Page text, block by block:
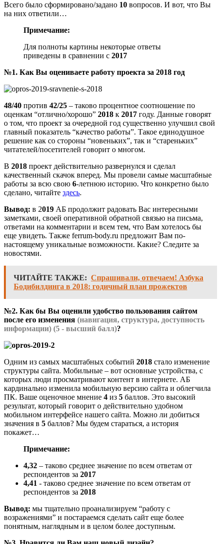
Всего было сформировано/задано 10 вопросов. И вот, что Вы
на них ответили…
Примечание:
Для полноты картины некоторые ответы
приведены в сравнении с 2017
№1. Как Вы оцениваете работу проекта за 2018 год
48/40 против 42/25 – таково процентное соотношение по
оценкам “отлично/хорошо” 2018 к 2017 году. Данные говорят
о том, что проект за очередной год существенно улучшил свой
главный показатель “качество работы”. Такое единодушное
решение как со стороны “новеньких”, так и “стареньких”
читателей/посетителей говорит о многом.
В 2018 проект действительно развернулся и сделал
качественный скачок вперед. Мы провели самые масштабные
работы за всю свою 6-летнюю историю. Что конкретно было
сделано, читайте здесь.
Вывод: в 2019 АБ продолжит радовать Вас интересными
заметками, своей оперативной обратной связью на письма,
ответами на комментарии и всем тем, что Вам хотелось бы
еще увидеть. Также ferrum-body.ru предложит Вам по-
настоящему уникальные возможности. Какие? Следите за
новостями.
ЧИТАЙТЕ ТАКЖЕ: Спрашивали, отвечаем! Азбука
Бодибилдинга в 2018: годичный план прожектов
№2. Как бы Вы оценили удобство пользования сайтом
после его изменения (навигация, структура, доступность
информации) (5 - высший балл)?
Одним из самых масштабных событий 2018 стало изменение
структуры сайта. Мобильные – вот основные устройства, с
которых люди просматривают контент в интернете. АБ
кардинально изменила мобильную версию сайта и облегчила
ПК. Ваше оценочное мнение 4 из 5 баллов. Это высокий
результат, который говорит о действительно удобном
мобильном интерфейсе нашего сайта. Можно ли добиться
значения в 5 баллов? Мы будем стараться, а история
покажет…
Примечание:
4,32 – таково среднее значение по всем ответам от
респондентов за 2017
4,41 - таково среднее значение по всем ответам от
респондентов за 2018
Вывод: мы тщательно проанализируем “работу с
возражениями” и постараемся сделать сайт еще более
понятным, наглядным и в целом более доступным.